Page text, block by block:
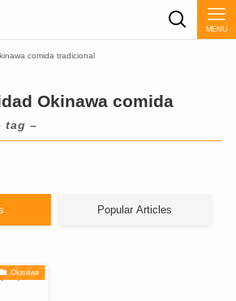
MENU
comida tradicional
Okinawa comida
tag –
Popular Articles
Okinawa